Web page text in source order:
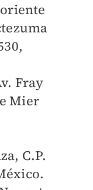
Fray
Mier
C.P.